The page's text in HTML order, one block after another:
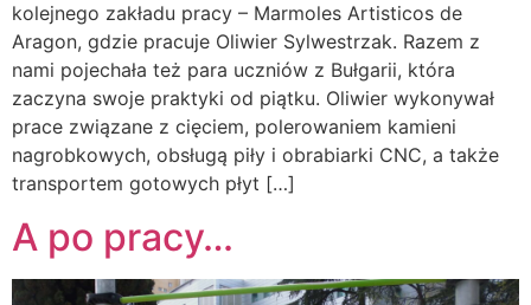
kolejnego zakładu pracy – Marmoles Artisticos de
Aragon, gdzie pracuje Oliwier Sylwestrzak. Razem z
nami pojechała też para uczniów z Bułgarii, która
zaczyna swoje praktyki od piątku. Oliwier wykonywał
prace związane z cięciem, polerowaniem kamieni
nagrobkowych, obsługą piły i obrabiarki CNC, a także
transportem gotowych płyt […]
A po pracy…